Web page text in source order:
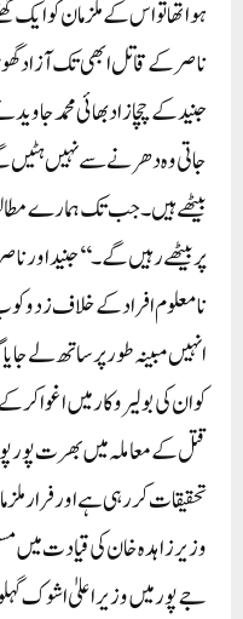
ہوا تھا تو اس کے ملزمان کو ایک
ناصر کے قاتل ابھی تک آزاد
جنید کے چچازاد بھائی محمد
جاتی وہ دھرنے سے نہیں
بیٹھے ہیں۔ جب تک ہمارے
نامعلوم افراد کے خلاف
انہیں مبینہ طور پر ساتھ لے
کو ان کی بولیرو کار میں اغوا
قتل کے معاملہ میں بھرت
تحقیقات کر رہی ہے اور فرار
وزیر زاہدہ خان کی قیادت
جے پور میں وزیر اعلیٰ اشوک